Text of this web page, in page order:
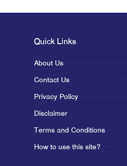
Quick Links
About Us
Contact Us
Privacy Policy
Disclaimer
Terms and Conditions
How to use this site?